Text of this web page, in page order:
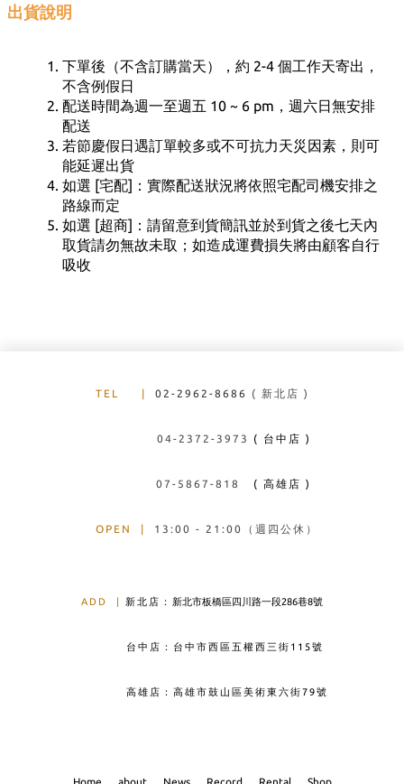
出貨說明
下單後（不含訂購當天），約 2-4 個工作天寄出，
不含例假日
配送時間為週一至週五 10 ~ 6 pm，週六日無安排
配送
若節慶假日遇訂單較多或不可抗力天災因素，則可
能延遲出貨
如選 [宅配]：實際配送狀況將依照宅配司機安排之
路線而定
如選 [超商]：請留意到貨簡訊並於到貨之後七天內
取貨請勿無故未取；如造成運費損失將由顧客自行
吸收
TEL 02-2962-8686 ( 新北店 )
04-2372-3973 ( 台中店 )
07-5867-818 ( 高雄店 )
OPEN 13:00 - 21:00（週四公休）
ADD 新北店： 新北市板橋區四川路一段286巷8號
台中店：台中市西區五權西三街115號
高雄店：高雄市鼓山區美術東六街79號